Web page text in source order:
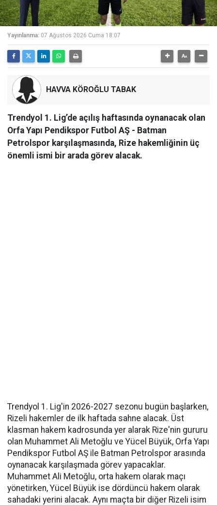
Yayınlanma: 07 Ağustos 2026 Cuma 18:07
HAVVA KÖROĞLU TABAK
Trendyol 1. Lig’de açılış haftasında oynanacak olan
Orfa Yapı Pendikspor Futbol AŞ - Batman
Petrolspor karşılaşmasında, Rize hakemliğinin üç
önemli ismi bir arada görev alacak.
Trendyol 1. Lig'in 2026-2027 sezonu bugün başlarken,
Rizeli hakemler de ilk haftada sahne alacak. Üst
klasman hakem kadrosunda yer alarak Rize'nin gururu
olan Muhammet Ali Metoğlu ve Yücel Büyük, Orfa Yapı
Pendikspor Futbol AŞ ile Batman Petrolspor arasında
oynanacak karşılaşmada görev yapacaklar.
Muhammet Ali Metoğlu, orta hakem olarak maçı
yönetirken, Yücel Büyük ise dördüncü hakem olarak
sahadaki yerini alacak. Aynı maçta bir diğer Rizeli isim